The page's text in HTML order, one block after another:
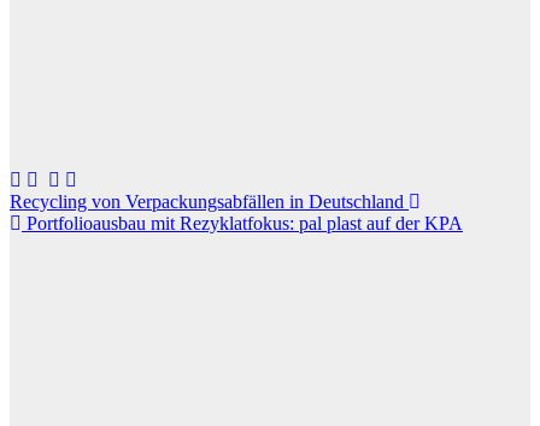
Beitragsnavigation
Recycling von Verpackungsabfällen in Deutschland
Portfolioausbau mit Rezyklatfokus: pal plast auf der KPA